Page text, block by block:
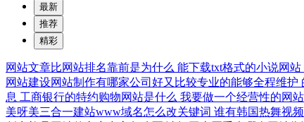
最新
推荐
精彩
网站文章比网站排名靠前是为什么 能下载txt格式的小说网站
网站建设网站制作有哪家公司好又比较专业的能够全程维护
息 工商银行的特约购物网站是什么 我要做一个经营性的网
美呀美三合一建站www域名怎么改关键词 谁有韩国热舞视